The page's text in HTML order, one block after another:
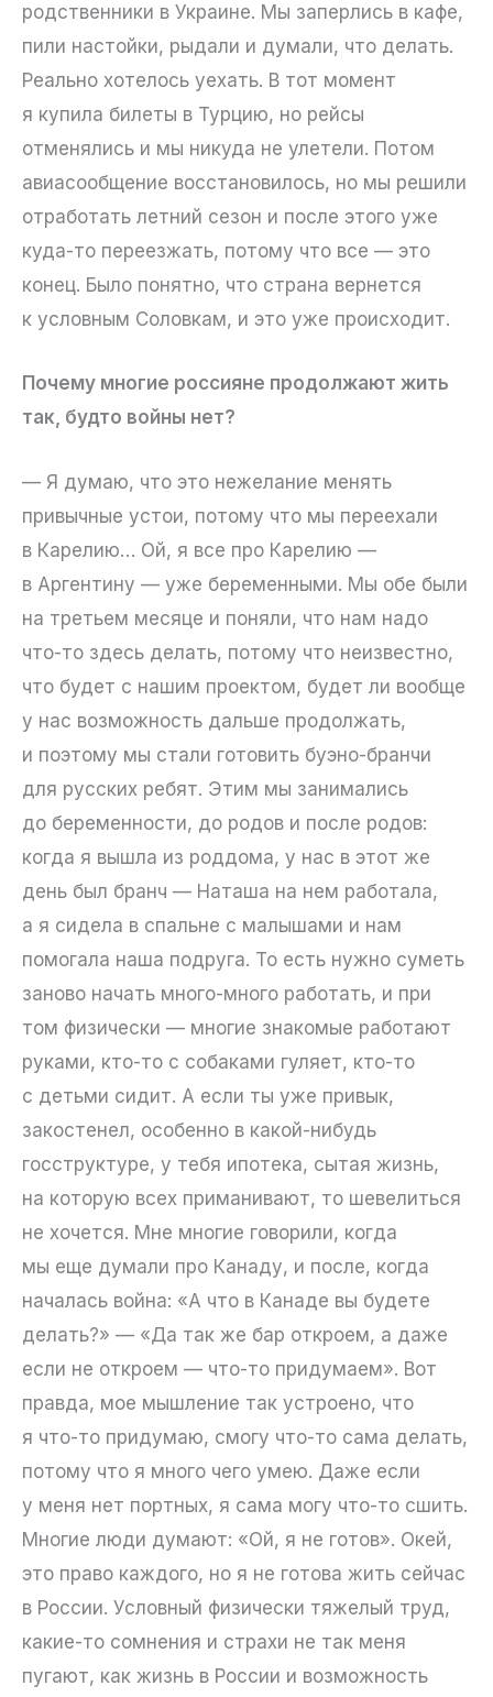
родственники в Украине. Мы заперлись в кафе,
пили настойки, рыдали и думали, что делать.
Реально хотелось уехать. В тот момент
я купила билеты в Турцию, но рейсы
отменялись и мы никуда не улетели. Потом
авиасообщение восстановилось, но мы решили
отработать летний сезон и после этого уже
куда-то переезжать, потому что все — это
конец. Было понятно, что страна вернется
к условным Соловкам, и это уже происходит.
Почему многие россияне продолжают жить
так, будто войны нет?
— Я думаю, что это нежелание менять
привычные устои, потому что мы переехали
в Карелию… Ой, я все про Карелию —
в Аргентину — уже беременными. Мы обе были
на третьем месяце и поняли, что нам надо
что-то здесь делать, потому что неизвестно,
что будет с нашим проектом, будет ли вообще
у нас возможность дальше продолжать,
и поэтому мы стали готовить буэно-бранчи
для русских ребят. Этим мы занимались
до беременности, до родов и после родов:
когда я вышла из роддома, у нас в этот же
день был бранч — Наташа на нем работала,
а я сидела в спальне с малышами и нам
помогала наша подруга. То есть нужно суметь
заново начать много-много работать, и при
том физически — многие знакомые работают
руками, кто-то с собаками гуляет, кто-то
с детьми сидит. А если ты уже привык,
закостенел, особенно в какой-нибудь
госструктуре, у тебя ипотека, сытая жизнь,
на которую всех приманивают, то шевелиться
не хочется. Мне многие говорили, когда
мы еще думали про Канаду, и после, когда
началась война: «А что в Канаде вы будете
делать?» — «Да так же бар откроем, а даже
если не откроем — что-то придумаем». Вот
правда, мое мышление так устроено, что
я что-то придумаю, смогу что-то сама делать,
потому что я много чего умею. Даже если
у меня нет портных, я сама могу что-то сшить.
Многие люди думают: «Ой, я не готов». Окей,
это право каждого, но я не готова жить сейчас
в России. Условный физически тяжелый труд,
какие-то сомнения и страхи не так меня
пугают, как жизнь в России и возможность